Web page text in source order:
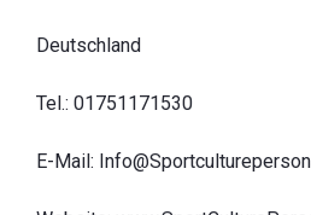
Deutschland
Tel.: 01751171530
E-Mail: